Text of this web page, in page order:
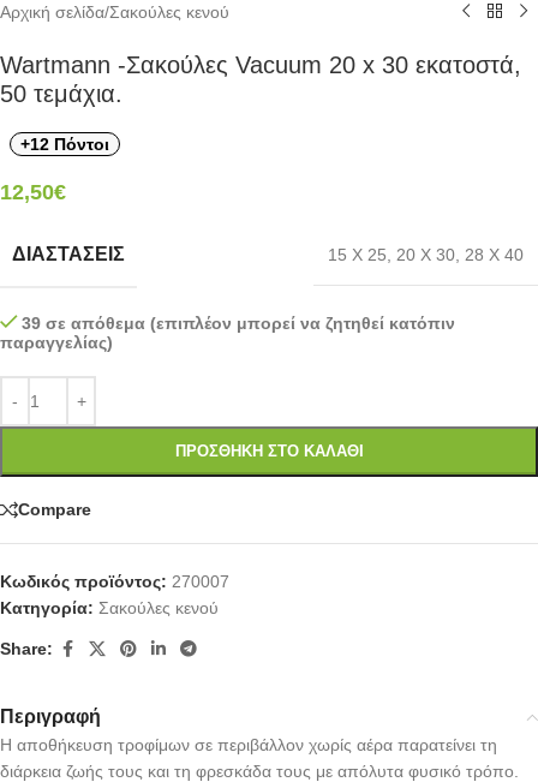
Αρχική σελίδα/Σακούλες κενού
Wartmann -Σακούλες Vacuum 20 x 30 εκατοστά,
50 τεμάχια.
+12 Πόντοι
12,50€
ΔΙΑΣΤΆΣΕΙΣ 15 Χ 25 20 Χ 30 28 Χ 40
39 σε απόθεμα (επιπλέον μπορεί να ζητηθεί κατόπιν
παραγγελίας)
ΠΡΟΣΘΉΚΗ ΣΤΟ ΚΑΛΆΘΙ
Compare
Κωδικός προϊόντος: 270007
Κατηγορία: Σακούλες κενού
Share:
Περιγραφή
Η αποθήκευση τροφίμων σε περιβάλλον χωρίς αέρα παρατείνει τη
διάρκεια ζωής τους και τη φρεσκάδα τους με απόλυτα φυσικό τρόπο.